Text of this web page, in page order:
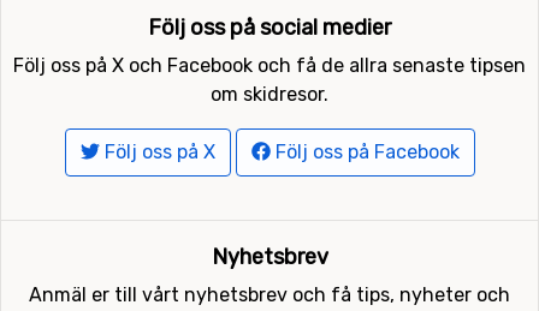
Följ oss på social medier
Följ oss på X och Facebook och få de allra senaste tipsen
om skidresor.
Följ oss på X Följ oss på Facebook
Nyhetsbrev
Anmäl er till vårt nyhetsbrev och få tips, nyheter och